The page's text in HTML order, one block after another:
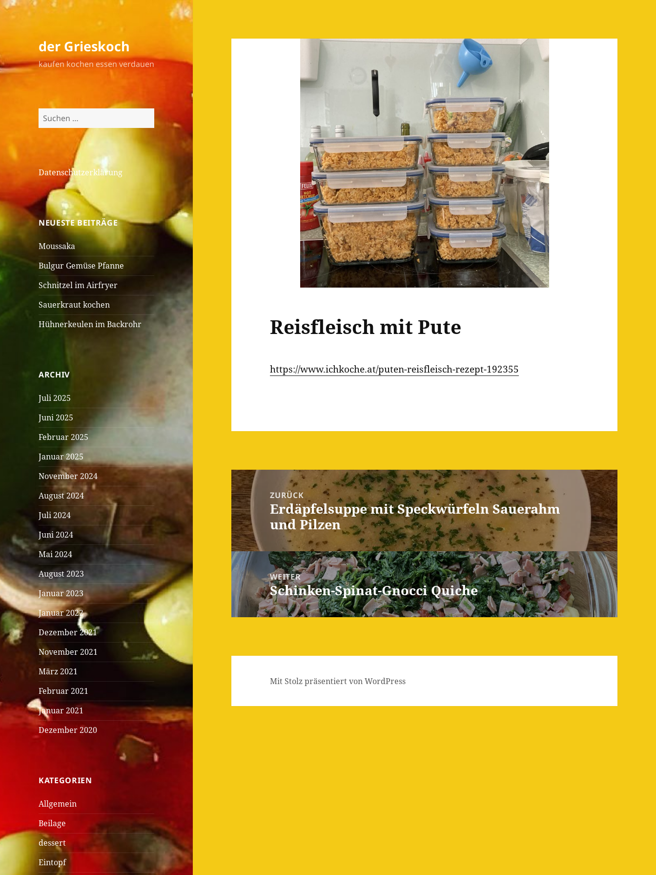
der Grieskoch
kaufen kochen essen verdauen
Suchen
nach:
Datenschutzerklärung
NEUESTE BEITRÄGE
Moussaka
Bulgur Gemüse Pfanne
Schnitzel im Airfryer
Sauerkraut kochen
Hühnerkeulen im Backrohr
ARCHIV
Juli 2025
Juni 2025
Februar 2025
Januar 2025
November 2024
August 2024
Juli 2024
Juni 2024
Mai 2024
August 2023
Januar 2023
Januar 2022
Dezember 2021
November 2021
März 2021
Februar 2021
Januar 2021
Dezember 2020
KATEGORIEN
Allgemein
Beilage
dessert
Eintopf
Reisfleisch mit Pute
https://www.ichkoche.at/puten-reisfleisch-rezept-192355
Beitragsnavigation
ZURÜCK
Vorheriger
Beitrag:
Erdäpfelsuppe mit Speckwürfeln Sauerahm
und Pilzen
WEITER
Nächster
Beitrag:
Schinken-Spinat-Gnocci Quiche
Mit Stolz präsentiert von WordPress